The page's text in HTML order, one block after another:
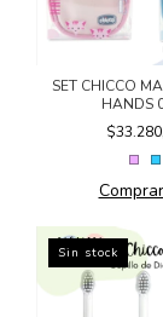
SET CHICCO
HANDS
Comprar
Sin stock